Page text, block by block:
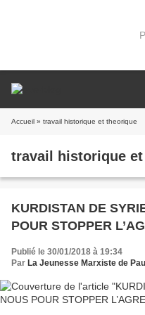
Accueil » travail historique et theorique
travail historique
KURDISTAN DE
POUR STOPPER
Publié le 30/01/2018 à 19:34
Par La Jeunesse Marxiste de Pau